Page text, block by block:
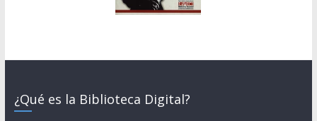
¿Qué es la Biblioteca Digital?